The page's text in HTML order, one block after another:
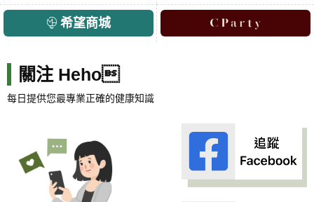
希望商城
關注 Heho
每日提供您最專業正確的健康知識